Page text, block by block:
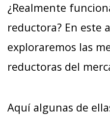
¿Realmente
reductora? En este
exploraremos las
reductoras del
Aquí algunas de